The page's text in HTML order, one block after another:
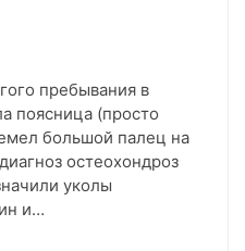
пребывания в
поясница (просто
большой палец на
остеохондроз
уколы
и…